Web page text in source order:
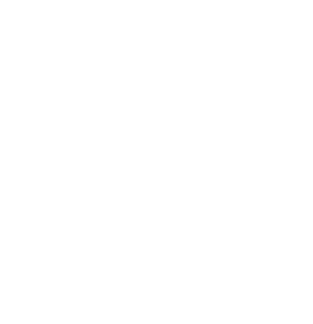
，侦探发现这远不是一起普通的网络霸
about a mys